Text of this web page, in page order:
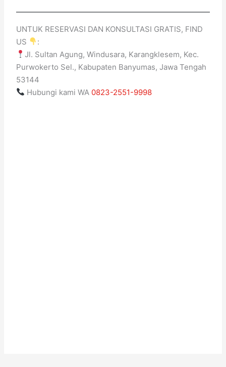
UNTUK RESERVASI DAN KONSULTASI GRATIS, FIND
US
:
Jl. Sultan Agung, Windusara, Karangklesem, Kec.
Purwokerto Sel., Kabupaten Banyumas, Jawa Tengah
53144
Hubungi kami WA 0823-2551-9998